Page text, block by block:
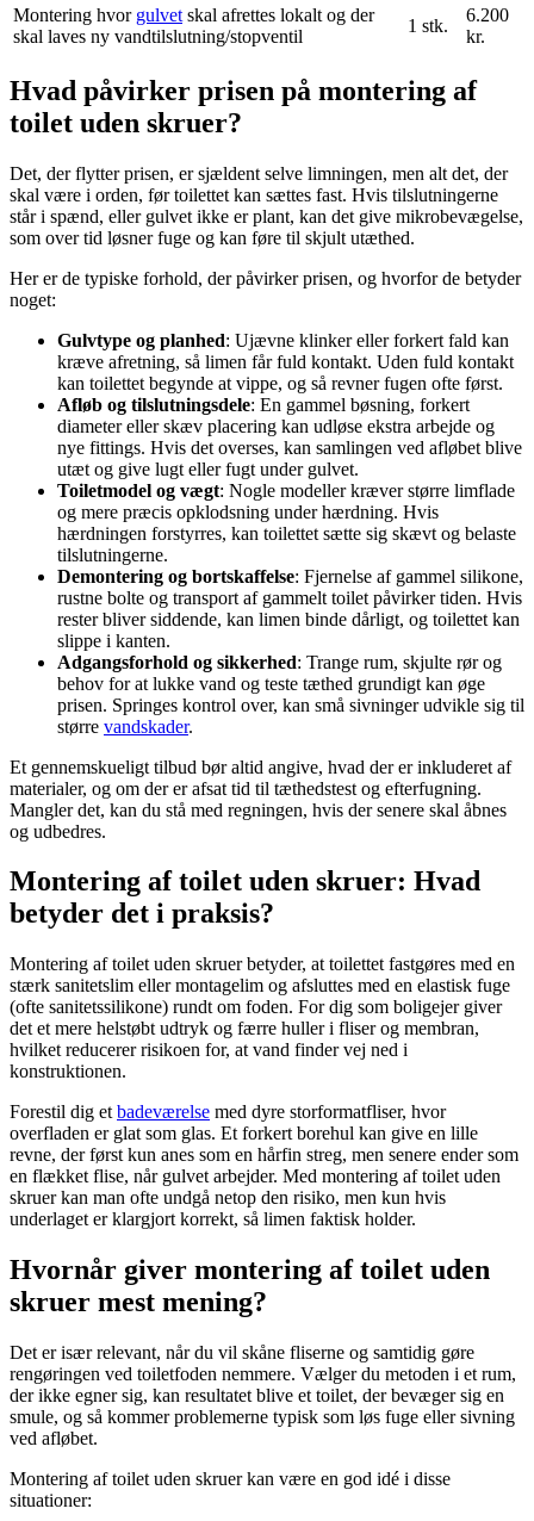
Montering hvor gulvet skal afrettes lokalt og der
skal laves ny vandtilslutning/stopventil
1 stk.
6.200
kr.
Hvad påvirker prisen på montering af
toilet uden skruer?
Det, der flytter prisen, er sjældent selve limningen, men alt det, der
skal være i orden, før toilettet kan sættes fast. Hvis tilslutningerne
står i spænd, eller gulvet ikke er plant, kan det give mikrobevægelse,
som over tid løsner fuge og kan føre til skjult utæthed.
Her er de typiske forhold, der påvirker prisen, og hvorfor de betyder
noget:
Gulvtype og planhed: Ujævne klinker eller forkert fald kan
kræve afretning, så limen får fuld kontakt. Uden fuld kontakt
kan toilettet begynde at vippe, og så revner fugen ofte først.
Afløb og tilslutningsdele: En gammel bøsning, forkert
diameter eller skæv placering kan udløse ekstra arbejde og
nye fittings. Hvis det overses, kan samlingen ved afløbet blive
utæt og give lugt eller fugt under gulvet.
Toiletmodel og vægt: Nogle modeller kræver større limflade
og mere præcis opklodsning under hærdning. Hvis
hærdningen forstyrres, kan toilettet sætte sig skævt og belaste
tilslutningerne.
Demontering og bortskaffelse: Fjernelse af gammel silikone,
rustne bolte og transport af gammelt toilet påvirker tiden. Hvis
rester bliver siddende, kan limen binde dårligt, og toilettet kan
slippe i kanten.
Adgangsforhold og sikkerhed: Trange rum, skjulte rør og
behov for at lukke vand og teste tæthed grundigt kan øge
prisen. Springes kontrol over, kan små sivninger udvikle sig til
større vandskader.
Et gennemskueligt tilbud bør altid angive, hvad der er inkluderet af
materialer, og om der er afsat tid til tæthedstest og efterfugning.
Mangler det, kan du stå med regningen, hvis der senere skal åbnes
og udbedres.
Montering af toilet uden skruer: Hvad
betyder det i praksis?
Montering af toilet uden skruer betyder, at toilettet fastgøres med en
stærk sanitetslim eller montagelim og afsluttes med en elastisk fuge
(ofte sanitetssilikone) rundt om foden. For dig som boligejer giver
det et mere helstøbt udtryk og færre huller i fliser og membran,
hvilket reducerer risikoen for, at vand finder vej ned i
konstruktionen.
Forestil dig et badeværelse med dyre storformatfliser, hvor
overfladen er glat som glas. Et forkert borehul kan give en lille
revne, der først kun anes som en hårfin streg, men senere ender som
en flækket flise, når gulvet arbejder. Med montering af toilet uden
skruer kan man ofte undgå netop den risiko, men kun hvis
underlaget er klargjort korrekt, så limen faktisk holder.
Hvornår giver montering af toilet uden
skruer mest mening?
Det er især relevant, når du vil skåne fliserne og samtidig gøre
rengøringen ved toiletfoden nemmere. Vælger du metoden i et rum,
der ikke egner sig, kan resultatet blive et toilet, der bevæger sig en
smule, og så kommer problemerne typisk som løs fuge eller sivning
ved afløbet.
Montering af toilet uden skruer kan være en god idé i disse
situationer: